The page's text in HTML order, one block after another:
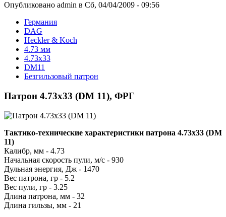
Опубликовано admin в Сб, 04/04/2009 - 09:56
Германия
DAG
Heckler & Koch
4.73 мм
4.73x33
DM11
Безгильзовый патрон
Патрон 4.73x33 (DM 11), ФРГ
Тактико-технические характеристики патрона 4.73x33 (DM
11)
Калибр, мм - 4.73
Начальная скорость пули, м/с - 930
Дульная энергия, Дж - 1470
Вес патрона, гр - 5.2
Вес пули, гр - 3.25
Длина патрона, мм - 32
Длина гильзы, мм - 21